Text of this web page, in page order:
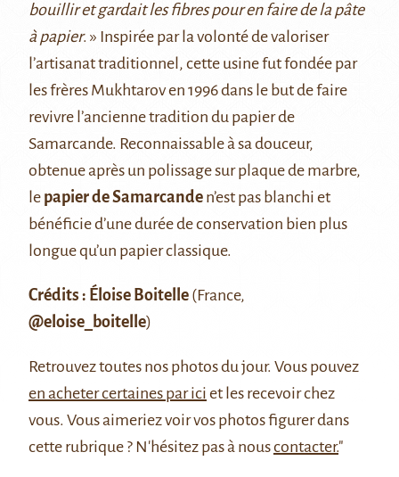
bouillir et gardait les fibres pour en faire de la pâte
à papier. » Inspirée par la volonté de valoriser
l’artisanat traditionnel, cette usine fut fondée par
les frères Mukhtarov en 1996 dans le but de faire
revivre l’ancienne tradition du papier de
Samarcande. Reconnaissable à sa douceur,
obtenue après un polissage sur plaque de marbre,
le papier de Samarcande n’est pas blanchi et
bénéficie d’une durée de conservation bien plus
longue qu’un papier classique.
Crédits : Éloise Boitelle (France,
@eloise_boitelle)
Retrouveztoutes nos photos du jour. Vous pouvez
en acheter certaines par ici et les recevoir chez
vous. Vous aimeriez voir vos photos figurer dans
cette rubrique ? N'hésitez pas à nouscontacter."